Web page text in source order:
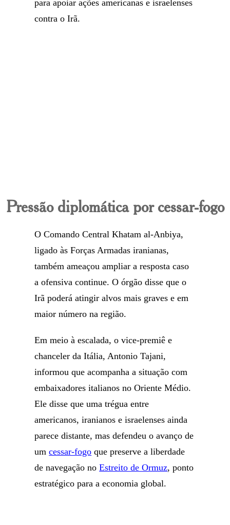
para apoiar ações americanas e israelenses
contra o Irã.
Pressão diplomática por cessar-fogo
O Comando Central Khatam al-Anbiya,
ligado às Forças Armadas iranianas,
também ameaçou ampliar a resposta caso
a ofensiva continue. O órgão disse que o
Irã poderá atingir alvos mais graves e em
maior número na região.
Em meio à escalada, o vice-premiê e
chanceler da Itália, Antonio Tajani,
informou que acompanha a situação com
embaixadores italianos no Oriente Médio.
Ele disse que uma trégua entre
americanos, iranianos e israelenses ainda
parece distante, mas defendeu o avanço de
umcessar-fogo que preserve a liberdade
de navegação noEstreito de Ormuz, ponto
estratégico para a economia global.